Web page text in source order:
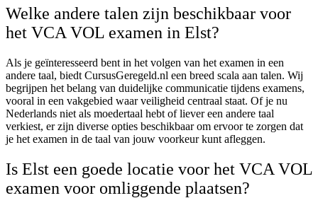
Welke andere talen zijn beschikbaar voor
het VCA VOL examen in Elst?
Als je geïnteresseerd bent in het volgen van het examen in een
andere taal, biedt CursusGeregeld.nl een breed scala aan talen. Wij
begrijpen het belang van duidelijke communicatie tijdens examens,
vooral in een vakgebied waar veiligheid centraal staat. Of je nu
Nederlands niet als moedertaal hebt of liever een andere taal
verkiest, er zijn diverse opties beschikbaar om ervoor te zorgen dat
je het examen in de taal van jouw voorkeur kunt afleggen.
Is Elst een goede locatie voor het VCA VOL
examen voor omliggende plaatsen?